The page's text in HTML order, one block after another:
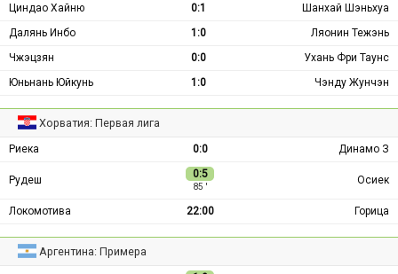
Циндао Хайню 0:1
Шанхай Шэньхуа
Далянь Инбо
1:0
Ляонин Тежэнь
Чжэцзян
0:0
Ухань Фри Таунс
Юньнань Юйкунь
1:0 Чэнду Жунчэн
Хорватия: Первая лига
Риека 0:0 Динамо З
Рудеш 0:5
85 ′
Осиек
Локомотива 22:00 Горица
Аргентина: Примера